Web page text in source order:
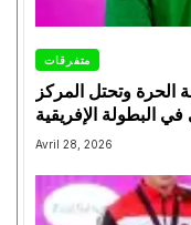
متفرقات
الحرة وتحتل المركز
Avril 28, 2026